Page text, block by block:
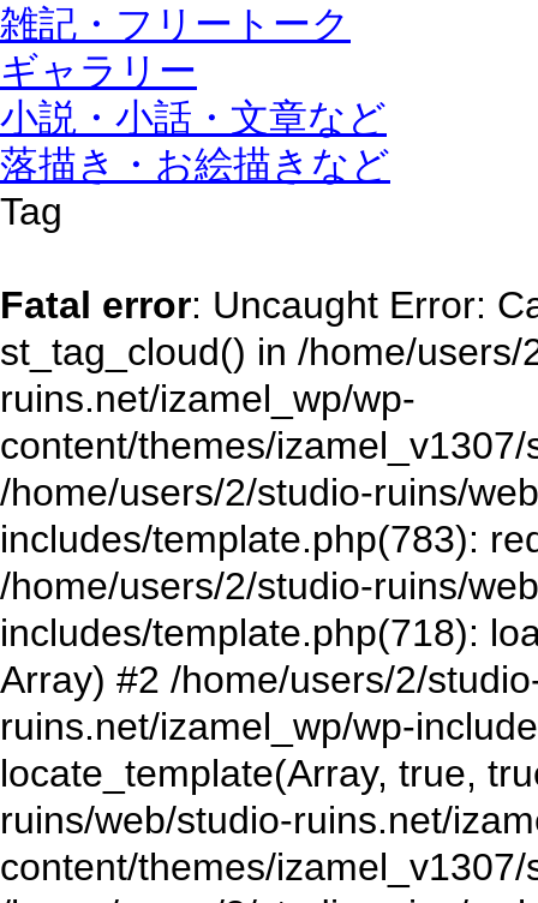
雑記・フリートーク
ギャラリー
小説・小話・文章など
落描き・お絵描きなど
Tag
Fatal error: Uncaught Error:
st_tag_cloud() in /home/
ruins.net/izamel_wp/wp-
content/themes/
/home/users/2/studio-ruins/
includes/template.php(783):
/home/users/2/studio-ruins/
includes/template.php(718):
Array) #2 /home/users/2/
ruins.net/izamel_wp/wp-
locate_template(Array, true,
ruins/web/studio-ruins.net/
content/themes/